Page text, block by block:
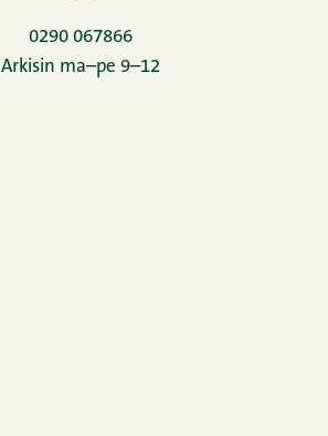
0290 067866
Arkisin ma–pe 9–12